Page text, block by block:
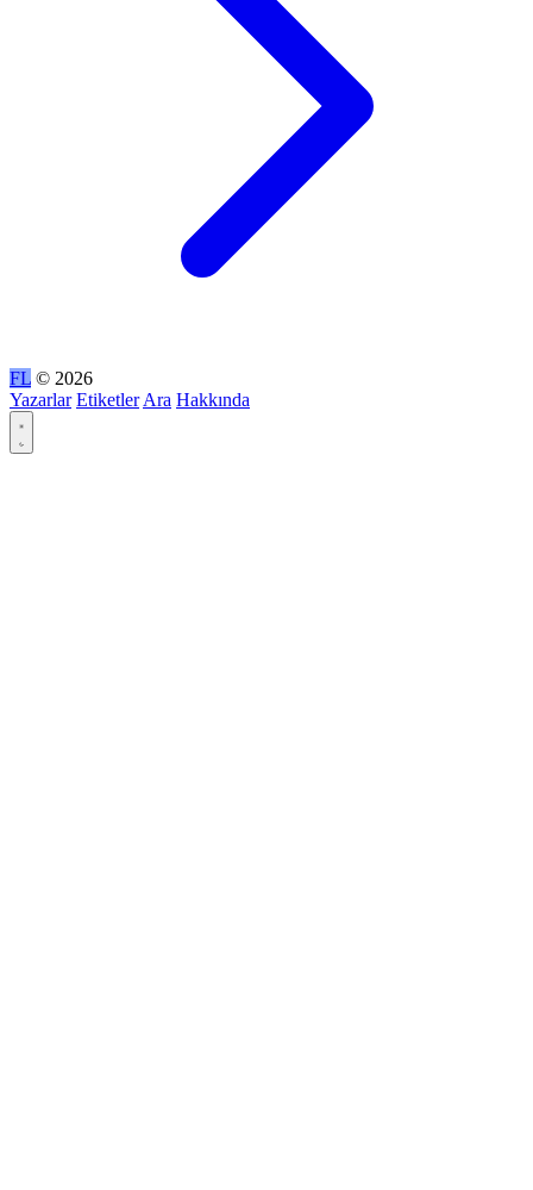
FL © 2026
Yazarlar Etiketler Ara Hakkında